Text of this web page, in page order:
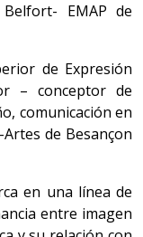
EMAP de
de Expresión
– conceptor de
comunicación en
de Besançon
en una línea de
entre imagen